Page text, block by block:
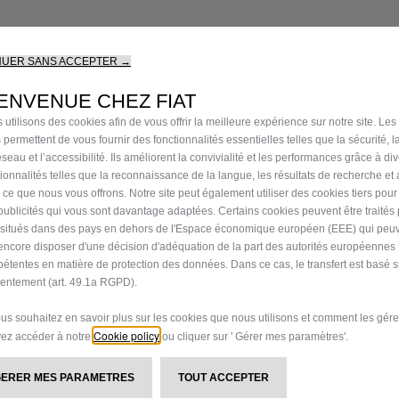
de mobilité de la Panda originale des années 1980, la
des éléments stylistiques emblématiques tels que les
» sur les portes. L’intérieur continue de mettre l’accent
épaules optimal, des solutions de rangement flexibles et
FIAT de proposer la liberté de choix à tous, la Grande
hybride et électrique, pour répondre aux besoins
la Grande Panda permet également de tirer parti de
la production débutera également en Algérie en décembre
se rapproche de sa phase de vote finale, FIAT célèbre
de la marque et de sa passion pour créer des voitures qui
SANS ACCEPTER →
CHEZ FIAT
utilisons des cookies afin de vous offrir la meilleure expérience sur notre site.
permettent de vous fournir des fonctionnalités essentielles telles que la sécurité,
et l’accessibilité. Ils améliorent la convivialité et les performances grâce à
telles que la reconnaissance de la langue, les résultats de recherche et
que nous vous offrons. Notre site peut également utiliser des cookies tiers
qui vous sont davantage adaptées. Certains cookies peuvent être traités
dans des pays en dehors de l'Espace économique européen (EEE) qui
disposer d'une décision d'adéquation de la part des autorités européennes
en matière de protection des données. Dans ce cas, le transfert est basé
(art. 49.1a RGPD).
souhaitez en savoir plus sur les cookies que nous utilisons et comment les
accéder à notre Cookie policy ou cliquer sur ' Gérer mes paramètres'.
GERER MES PARAMETRES TOUT ACCEPTER